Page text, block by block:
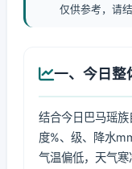
仅供参考，请
一、今日整
结合今日巴马瑶
度%、级、降水
气温偏低，天气寒